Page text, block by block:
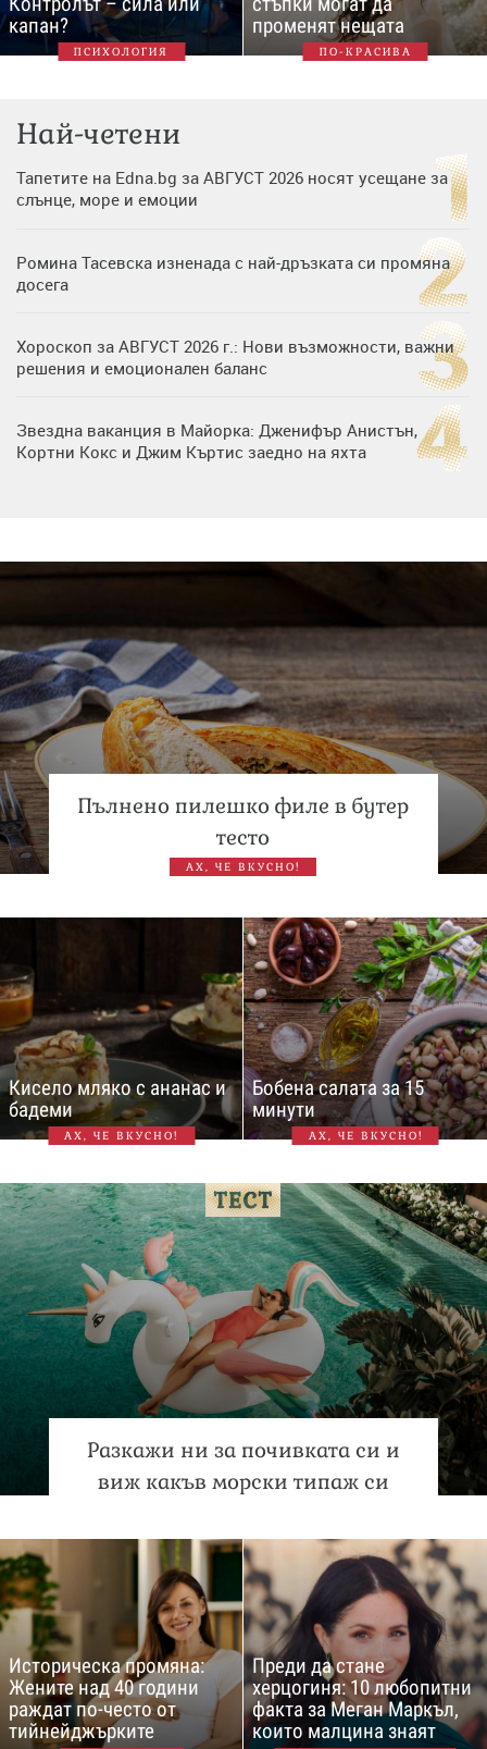
капан?
ПСИХОЛОГИЯ
променят нещата
ПО-КРАСИВА
Най-четени
Тапетите на Edna.bg за АВГУСТ 2026 носят усещане за
слънце, море и емоции
Ромина Тасевска изненада с най-дръзката си промяна
досега
Хороскоп за АВГУСТ 2026 г.: Нови възможности, важни
решения и емоционален баланс
Звездна ваканция в Майорка: Дженифър Анистън,
Кортни Кокс и Джим Къртис заедно на яхта
Пълнено пилешко филе в бутер
тесто
АХ, ЧЕ ВКУСНО!
Кисело мляко с ананас и
бадеми
АХ, ЧЕ ВКУСНО!
Бобена салата за 15
минути
АХ, ЧЕ ВКУСНО!
Разкажи ни за почивката си и
виж какъв морски типаж си
Историческа промяна:
Жените над 40 години
раждат по-често от
тийнейджърките
Преди да стане
херцогиня: 10 любопитни
факта за Меган Маркъл,
които малцина знаят